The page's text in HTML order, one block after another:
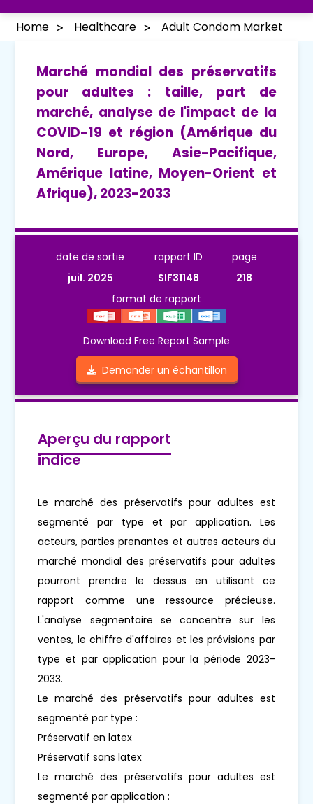
Home Healthcare Adult Condom Market
Marché mondial des préservatifs
pour adultes : taille, part de
marché, analyse de l'impact de la
COVID-19 et région (Amérique du
Nord, Europe, Asie-Pacifique,
Amérique latine, Moyen-Orient et
Afrique), 2023-2033
date de sortie
juil. 2025
rapport ID
SIF31148
page
218
format de rapport
Download Free Report Sample
Demander un échantillon
Aperçu du rapport
indice
Le marché des préservatifs pour adultes est
segmenté par type et par application. Les
acteurs, parties prenantes et autres acteurs du
marché mondial des préservatifs pour adultes
pourront prendre le dessus en utilisant ce
rapport comme une ressource précieuse.
L'analyse segmentaire se concentre sur les
ventes, le chiffre d'affaires et les prévisions par
type et par application pour la période 2023-
2033.
Le marché des préservatifs pour adultes est
segmenté par type :
Préservatif en latex
Préservatif sans latex
Le marché des préservatifs pour adultes est
segmenté par application :